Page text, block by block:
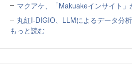
マクアケ、「Makuakeインサイト
丸紅I-DIGIO、LLMによるデータ分
もっと読む